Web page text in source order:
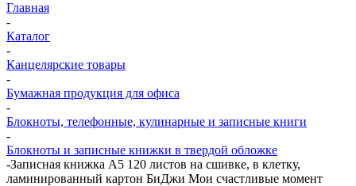
Главная
-
Каталог
-
Канцелярские товары
-
Бумажная продукция для офиса
-
Блокноты, телефонные, кулинарные и записные книги
-
Блокноты и записные книжки в твердой обложке
-Записная книжка А5 120 листов на сшивке, в клетку,
ламинированный картон БиДжи Мои счастливые момент